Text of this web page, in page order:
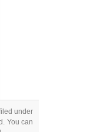
under
You can